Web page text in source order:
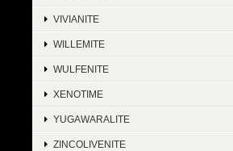
VIVIANITE
WILLEMITE
WULFENITE
XENOTIME
YUGAWARALITE
ZINCOLIVENITE